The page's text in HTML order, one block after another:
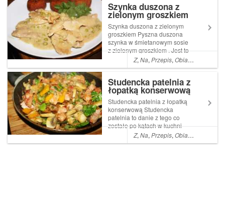
przyprawione papryką Read
More ... Artykuł Pieczone ,
chrupiące ziemniaki p...
Szynka duszona z
zielonym groszkiem
Szynka duszona z zielonym
groszkiem Pyszna duszona
szynka w śmietanowym sosie
z zielonym groszkiem . Jest to
jeden z lepszych pomysłów
na niedzielny obiad .
danie Read More ... Artykuł
Szynka duszona z zielonym
groszkiem pochodzi...
Z,Na,Przepis,Obiad ,
Studencka patelnia z
łopatką konserwową
Studencka patelnia z łopatką
konserwową Studencka
patelnia to danie z tego co
zostało po kątach w kuchni
Z,Na,Przepis,Obiad ,